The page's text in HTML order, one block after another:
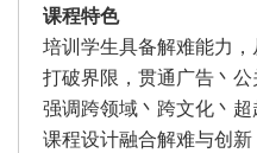
课程特色
培训学生具备解难能力
打破界限，贯通广告丶
强调跨领域丶跨文化丶
课程设计融合解难与创新